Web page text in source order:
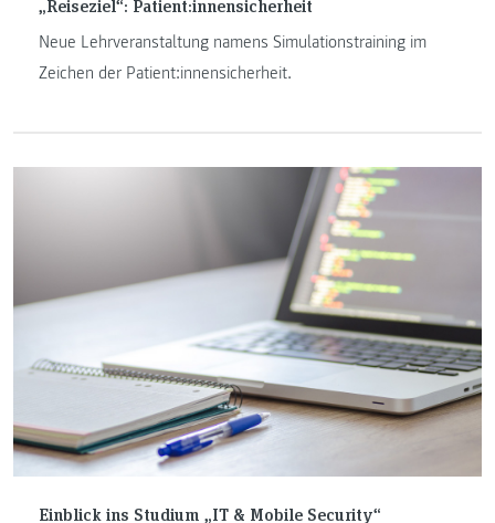
„Reiseziel“: Patient:innensicherheit
Neue Lehrveranstaltung namens Simulationstraining im
Zeichen der Patient:innensicherheit.
Einblick ins Studium „IT & Mobile Security“